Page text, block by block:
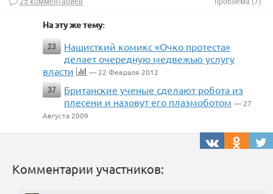
На эту же тему:
23
Нашисткий комикс «Очко протеста»
делает очередную медвежью услугу
власти
— 22 Февраля 2012
37
Британские ученые сделают робота из
плесени и назовут его плазмоботом — 27
Августа 2009
Комментарии участников: